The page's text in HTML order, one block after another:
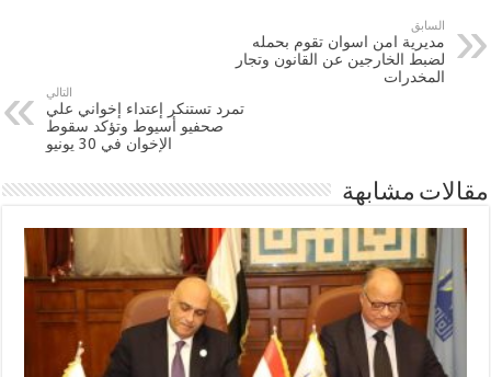
السابق
مديرية امن اسوان تقوم بحمله
لضبط الخارجين عن القانون وتجار
المخدرات
التالي
تمرد تستنكر إعتداء إخواني علي
صحفيو أسيوط وتؤكد سقوط
الإخوان في 30 يونيو
مقالات مشابهة